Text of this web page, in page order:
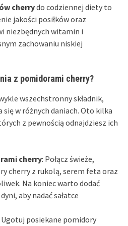
cherrydo codziennej diety to
jakości posiłków oraz
niezbędnych witamin i
zachowaniu niskiej
z pomidorami cherry?
wszechstronny składnik,
w różnych daniach. Oto kilka
z pewnością odnajdziesz ich
cherry: Połącz świeże,
cherry z rukolą, serem feta oraz
Na koniec warto dodać
aby nadać sałatce
Ugotuj posiekane pomidory